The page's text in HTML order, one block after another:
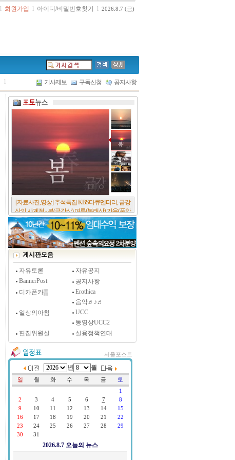
l 회원가입 l 아이디/비밀번호찾기 l 2026.8.7 (금)
l 기사제보 구독신청 공지사항
[서울포스트논단] 담배에 관한 추억, 연도별 우리
나라 금연정책 및 금연구역 확대 추이, 정부가 아
무리 더 해롭다고 사기를 쳐대도 피워 본 사람은
다 안다, 전자담배시장은 10년새 폭발적 증가세..
[시사저널 인터뷰] 윤방부 연세대 의대 명예교수,
"골초에게 전자담배를 허하라"
게시판모음
자유토론
자유공지
BannerPost
공지사항
디카폰카▒
Erothica
음악♬♪♬
일상의아침
UCC
동영상UCC2
편집위원실
실용정책연대
서울포스트